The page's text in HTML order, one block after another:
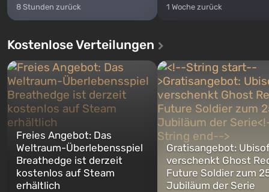
8 Stunden zurück 1 Woche zurück
Kostenlose Verteilungen
Freies Angebot: Das
Weltraum-Überlebensspiel
Breathedge ist derzeit
kostenlos auf Steam
erhältlich
Gratisangebot:
verschenkt Ghost
Future Soldier zum
Jubiläum der Serie